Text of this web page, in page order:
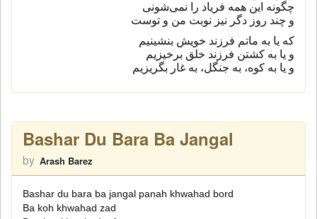
چگونه این همه فریاد را نمی‌شونی
و چند روز دگر نیز نوبت من و توست
که یا به ماتم فرزند خویش بنشینیم
و یا به کشتن فرزند خلق برخیزیم
و یا به کوه، به جنگل، به غار بگریزیم
Bashar Du Bara Ba Jangal
by Arash Barez
Bashar du bara ba jangal panah khwahad bord
Ba koh khwahad zad